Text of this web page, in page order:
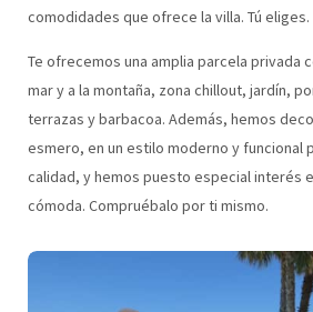
comodidades que ofrece la villa. Tú eliges.
Te ofrecemos una amplia parcela privada
mar y a la montaña, zona chillout, jardín,
terrazas y barbacoa. Además, hemos
esmero, en un estilo moderno y funcional
calidad, y hemos puesto especial interés
cómoda. Compruébalo por ti mismo.